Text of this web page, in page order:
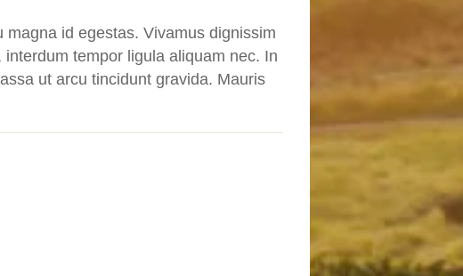
id egestas. Vivamus dignissim
tempor ligula aliquam nec. In
ut arcu tincidunt gravida. Mauris